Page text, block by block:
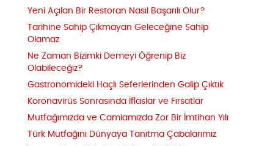
Yeni Açılan Bir Restoran Nasıl Başarılı Olur?
Tarihine Sahip Çıkmayan Geleceğine Sahip
Olamaz
Ne Zaman Bizimki Demeyi Öğrenip Biz
Olabileceğiz?
Gastronomideki Haçlı Seferlerinden Galip Çıktık
Koronavirüs Sonrasında İflaslar ve Fırsatlar
Mutfağımızda ve Camiamızda Zor Bir İmtihan Yılı
Türk Mutfağını Dünyaya Tanıtma Çabalarımız